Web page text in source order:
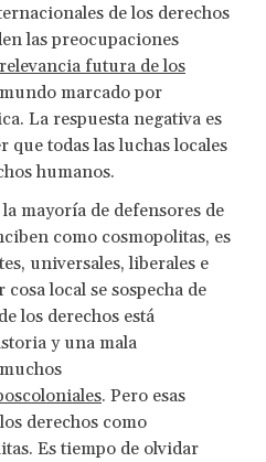
de los derechos
las preocupaciones
relevancia futura de los
marcado por
La respuesta negativa es
todas las luchas locales
humanos.
mayoría de defensores de
como cosmopolitas, es
universales, liberales e
local se sospecha de
los derechos está
y una mala
. Pero esas
derechos como
Es tiempo de olvidar